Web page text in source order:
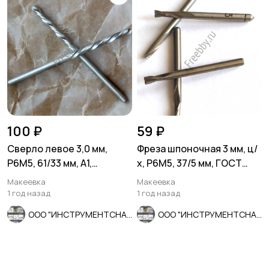
100 ₽
Сверло левое 3,0 мм,
Р6М5, 61/33 мм, А1,
шлифованное, ГОСТ
10902-77.
Макеевка
1 год назад
59 ₽
Фреза шпоночная 3 мм, ц/
х, Р6М5, 37/5 мм, ГОСТ
9140-78, СССР.
Макеевка
1 год назад